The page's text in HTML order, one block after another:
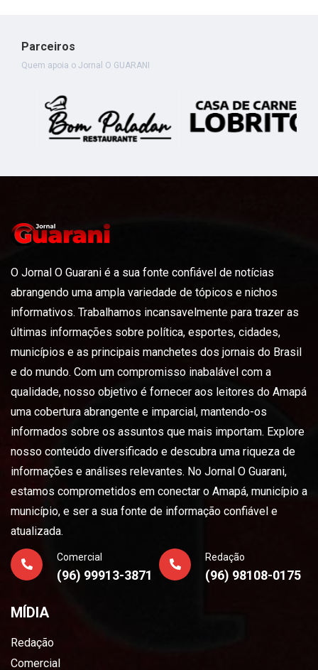
Parceiros
Quem apoia o Jornal O GUARANI
O Jornal O Guarani é a sua fonte confiável de notícias
abrangendo uma ampla variedade de tópicos e nichos
informativos. Trabalhamos incansavelmente para trazer as
últimas informações sobre política, esportes, cidades,
municípios e as principais manchetes dos jornais do Brasil
e do mundo. Com um compromisso inabalável com a
qualidade, nosso objetivo é fornecer aos leitores do Amapá
uma cobertura abrangente e imparcial, mantendo-os
informados sobre os assuntos que mais importam. Explore
nosso conteúdo diversificado e descubra uma riqueza de
informações e análises relevantes. No Jornal O Guarani,
estamos comprometidos em conectar o Amapá, município a
município, e ser a sua fonte de informação confiável e
atualizada.
Comercial
(96) 99913-3871
Redação
(96) 98108-0175
MÍDIA
Redação
Comercial